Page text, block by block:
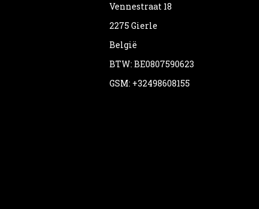
Vennestraat 18
2275 Gierle
België
BTW: BE0807590623
GSM: +32498608155